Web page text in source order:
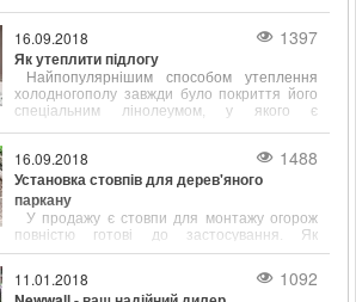
16.09.2018 1397
Як утеплити підлогу
Найпопулярнішим способом утеплення
холодногополу завжди було покриття його
спеціальним лінолеумом, у якого є
16.09.2018 1488
Установка стовпів для дерев'яного
паркану
У продажу є стовпи для монтажу огорож
повністю готові до застосування. Як
правило, вони вже покриті спеціальними
антигрибковими і ізолюючими складами.
11.01.2018 1092